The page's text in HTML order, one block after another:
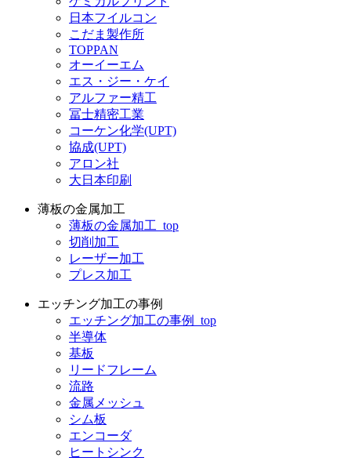
日本フイルコン
こだま製作所
TOPPAN
オーイーエム
エス・ジー・ケイ
アルファー精工
冨士精密工業
コーケン化学(UPT)
協成(UPT)
アロン社
大日本印刷
薄板の金属加工
薄板の金属加工_top
切削加工
レーザー加工
プレス加工
エッチング加工の事例
エッチング加工の事例_top
半導体
基板
リードフレーム
流路
金属メッシュ
シム板
エンコーダ
ヒートシンク